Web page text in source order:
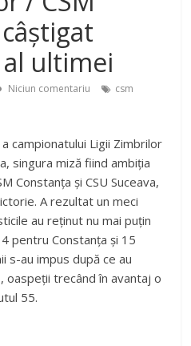
ultimei
Niciun comentariu
csm
campionatului Ligii Zimbrilor
singura miză fiind ambiția
Constanța și CSU Suceava,
A rezultat un meci
au reținut nu mai puțin
pentru Constanța și 15
s-au impus după ce au
trecând în avantaj o
55.